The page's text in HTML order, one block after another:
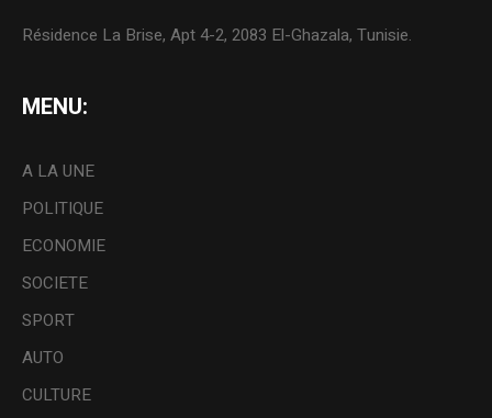
Résidence La Brise, Apt 4-2, 2083 El-Ghazala, Tunisie.
MENU:
A LA UNE
POLITIQUE
ECONOMIE
SOCIETE
SPORT
AUTO
CULTURE